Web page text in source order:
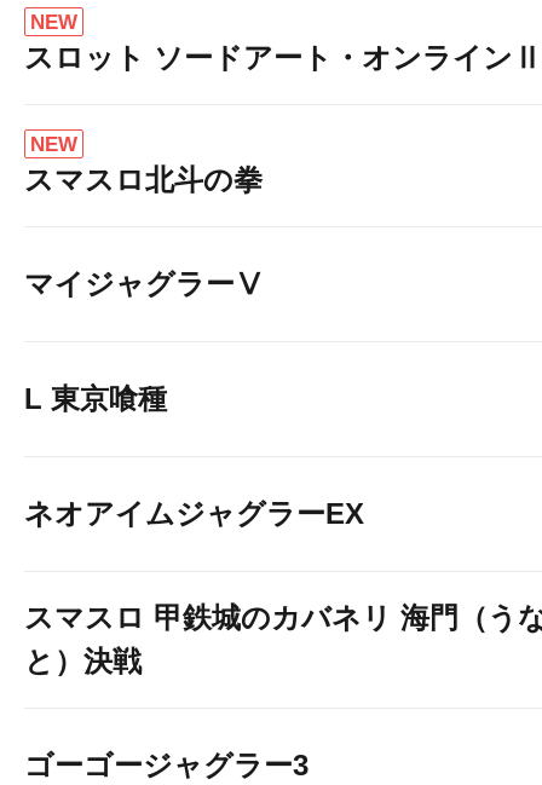
NEW
スロット ソードアート・オンラインⅡ
NEW
スマスロ北斗の拳
マイジャグラーⅤ
L 東京喰種
ネオアイムジャグラーEX
スマスロ 甲鉄城のカバネリ 海門（う
と）決戦
ゴーゴージャグラー3